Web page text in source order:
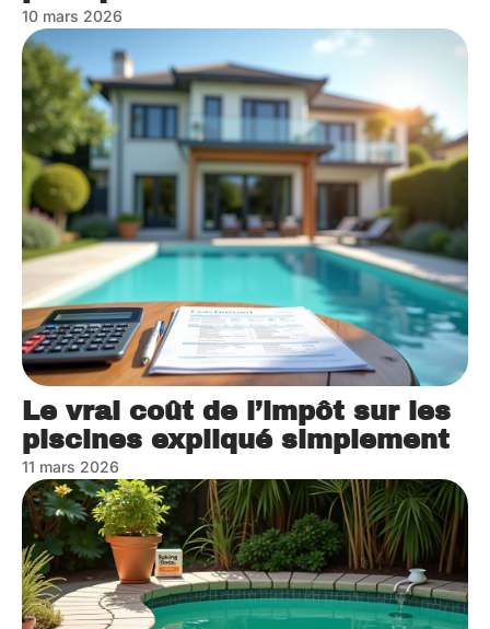
10 mars 2026
Le vrai coût de l’impôt sur les
piscines expliqué simplement
11 mars 2026